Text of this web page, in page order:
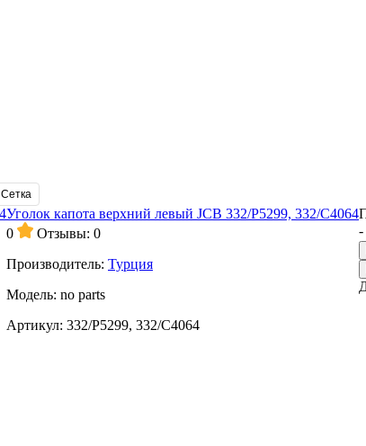
Сетка
Уголок капота верхний левый JCB 332/P5299, 332/C4064
0
Отзывы: 0
Производитель: Турция
Модель: no parts
Артикул: 332/P5299, 332/C4064
-